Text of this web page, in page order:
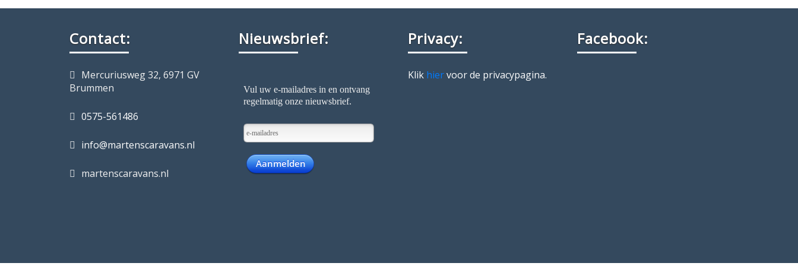
Contact:
Mercuriusweg 32, 6971 GV
Brummen
0575-561486
info@martenscaravans.nl
martenscaravans.nl
Nieuwsbrief: Privacy:
Klik hiervoor de privacypagina.
Facebook: